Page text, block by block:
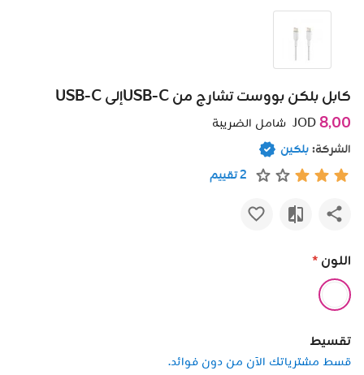
كابل بلكن بووست تشارج من USB-Cإلى USB-C
8٫00
شامل الضريبة
الشركة:بلكين
2 تقييم
اللون *
تقسيط
قسط مشترياتك الآن من دون فوائد.